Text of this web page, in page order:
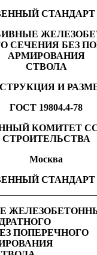
СЕЧЕНИЯ БЕЗ
АРМИРОВАНИЯ
СТВОЛА
И
ГОСТ 19804.4-78
КОМИТЕТ
СТРОИТЕЛЬСТВА
Москва
ПОПЕРЕЧНОГО